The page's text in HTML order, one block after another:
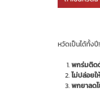
หวัดเป็นได้ทั้ง
พกร่มติด
ไม่ปล่อยใ
พกยาลดไ